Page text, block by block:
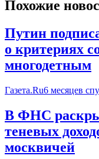
Похожие
Путин
о критериях
многодетным
Газета.Ru6 месяцев
В ФНС
теневых
москвичей